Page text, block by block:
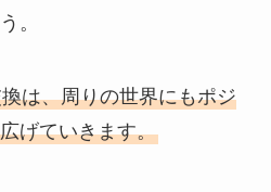
。
は、周りの世界にもポジ
げていきます。